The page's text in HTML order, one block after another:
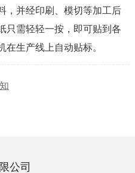
，并经印刷、模切等加工后
只需轻轻一按，即可贴到各
在生产线上自动贴标。
公司